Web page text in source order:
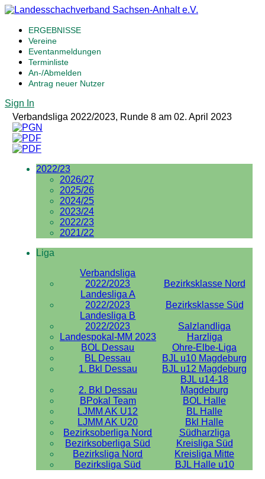
ERGEBNISSE
Vereine
Eventanmeldungen
Terminliste
An-/Abmelden
Antrag neuer Nutzer
Sign In
Verbandsliga 2022/2023, Runde 8 am 02. April 2023
2022/23
2026/27
2025/26
2024/25
2023/24
2022/23
2021/22
Liga
Verbandsliga
2022/2023
Bezirksklasse Nord
Landesliga A
2022/2023
Bezirksklasse Süd
Landesliga B
2022/2023
Salzlandliga
Landespokal-MM 2023
Harzliga
BOL Dessau
Ohre-Elbe-Liga
BL Dessau
BJL u10 Magdeburg
1. Bkl Dessau
BJL u12 Magdeburg
2. Bkl Dessau
BJL u14-18
Magdeburg
BPokal Team
BOL Halle
LJMM AK U12
BL Halle
LJMM AK U20
Bkl Halle
Bezirksoberliga Nord
Südharzliga
Bezirksoberliga Süd
Kreisliga Süd
Bezirksliga Nord
Kreisliga Mitte
Bezirksliga Süd
BJL Halle u10